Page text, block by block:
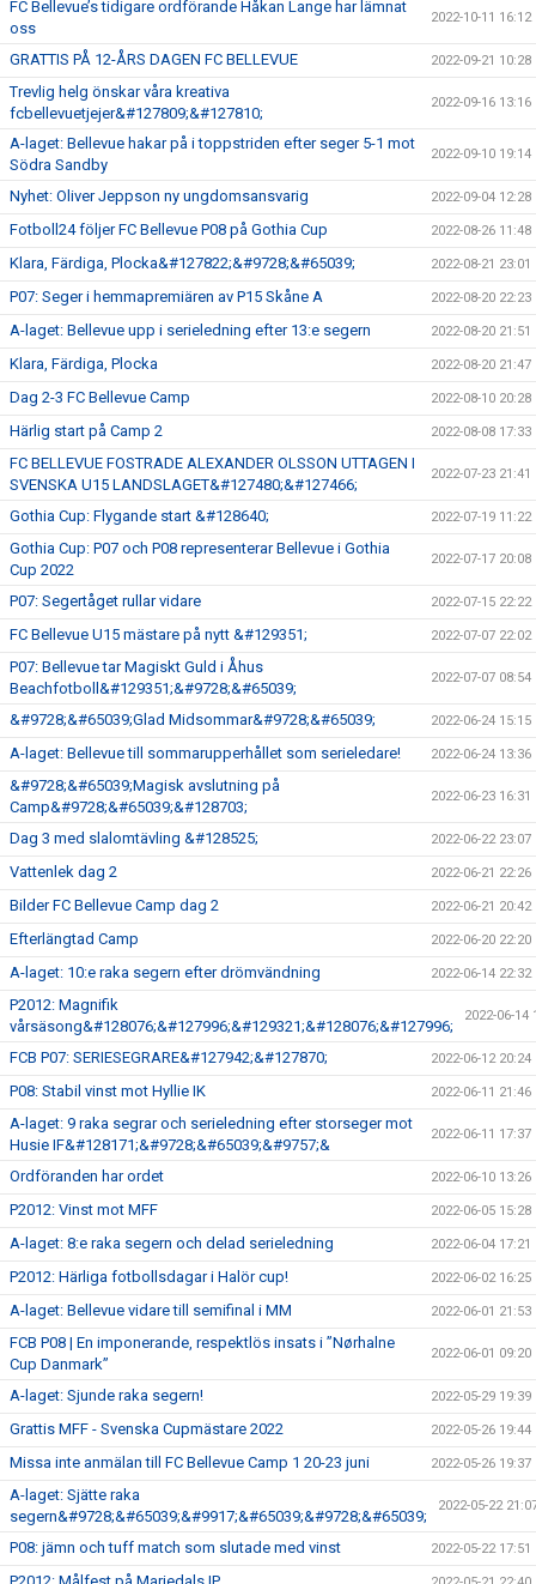
FC Bellevue’s tidigare ordförande Håkan Lange har lämnat
oss
2022-10-11 16:12
GRATTIS PÅ 12-ÅRS DAGEN FC BELLEVUE 2022-09-21 10:28
Trevlig helg önskar våra kreativa
fcbellevuetjejer&#127809;&#127810;
2022-09-16 13:16
A-laget: Bellevue hakar på i toppstriden efter seger 5-1 mot
Södra Sandby
2022-09-10 19:14
Nyhet: Oliver Jeppson ny ungdomsansvarig 2022-09-04 12:28
Fotboll24 följer FC Bellevue P08 på Gothia Cup 2022-08-26 11:48
Klara, Färdiga, Plocka&#127822;&#9728;&#65039; 2022-08-21 23:01
P07: Seger i hemmapremiären av P15 Skåne A 2022-08-20 22:23
A-laget: Bellevue upp i serieledning efter 13:e segern 2022-08-20 21:51
Klara, Färdiga, Plocka 2022-08-20 21:47
Dag 2-3 FC Bellevue Camp 2022-08-10 20:28
Härlig start på Camp 2 2022-08-08 17:33
FC BELLEVUE FOSTRADE ALEXANDER OLSSON UTTAGEN I
SVENSKA U15 LANDSLAGET&#127480;&#127466;
2022-07-23 21:41
Gothia Cup: Flygande start &#128640; 2022-07-19 11:22
Gothia Cup: P07 och P08 representerar Bellevue i Gothia
Cup 2022
2022-07-17 20:08
P07: Segertåget rullar vidare 2022-07-15 22:22
FC Bellevue U15 mästare på nytt &#129351; 2022-07-07 22:02
P07: Bellevue tar Magiskt Guld i Åhus
Beachfotboll&#129351;&#9728;&#65039;
2022-07-07 08:54
&#9728;&#65039;Glad Midsommar&#9728;&#65039; 2022-06-24 15:15
A-laget: Bellevue till sommarupperhållet som serieledare! 2022-06-24 13:36
&#9728;&#65039;Magisk avslutning på
Camp&#9728;&#65039;&#128703;
2022-06-23 16:31
Dag 3 med slalomtävling &#128525; 2022-06-22 23:07
Vattenlek dag 2 2022-06-21 22:26
Bilder FC Bellevue Camp dag 2 2022-06-21 20:42
Efterlängtad Camp 2022-06-20 22:20
A-laget: 10:e raka segern efter drömvändning 2022-06-14 22:32
P2012: Magnifik
vårsäsong&#128076;&#127996;&#129321;&#128076;&#127996;
2022-06-14
FCB P07: SERIESEGRARE&#127942;&#127870; 2022-06-12 20:24
P08: Stabil vinst mot Hyllie IK 2022-06-11 21:46
A-laget: 9 raka segrar och serieledning efter storseger mot
Husie IF&#128171;&#9728;&#65039;&#9757;&
2022-06-11 17:37
Ordföranden har ordet 2022-06-10 13:26
P2012: Vinst mot MFF 2022-06-05 15:28
A-laget: 8:e raka segern och delad serieledning 2022-06-04 17:21
P2012: Härliga fotbollsdagar i Halör cup! 2022-06-02 16:25
A-laget: Bellevue vidare till semifinal i MM 2022-06-01 21:53
FCB P08 | En imponerande, respektlös insats i ”Nørhalne
Cup Danmark”
2022-06-01 09:20
A-laget: Sjunde raka segern! 2022-05-29 19:39
Grattis MFF - Svenska Cupmästare 2022 2022-05-26 19:44
Missa inte anmälan till FC Bellevue Camp 1 20-23 juni 2022-05-26 19:37
A-laget: Sjätte raka
segern&#9728;&#65039;&#9917;&#65039;&#9728;&#65039;
2022-05-22
P08: jämn och tuff match som slutade med vinst 2022-05-22 17:51
P2012: Målfest på Mariedals IP